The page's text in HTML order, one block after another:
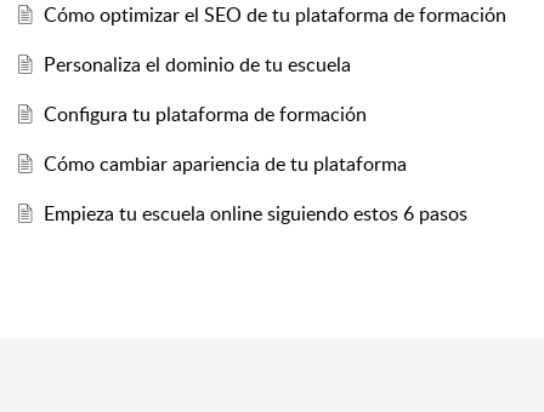
Cómo optimizar el SEO de tu plataforma de formación
Personaliza el dominio de tu escuela
Configura tu plataforma de formación
Cómo cambiar apariencia de tu plataforma
Empieza tu escuela online siguiendo estos 6 pasos